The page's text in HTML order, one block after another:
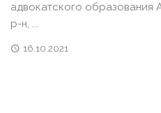
адвокатского образования
р-н, ...
16.10.2021